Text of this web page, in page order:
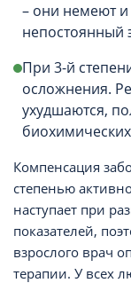
– они немеют и
непостоянный
При 3-й
осложнения.
ухудшаются,
Компенсация
степенью
наступает при
показателей,
взрослого врач
терапии. У всех